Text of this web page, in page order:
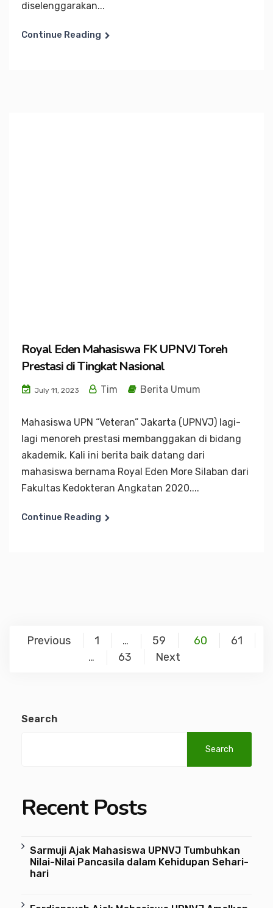
diselenggarakan...
Continue Reading
Royal Eden Mahasiswa FK UPNVJ Toreh
Prestasi di Tingkat Nasional
July 11, 2023 Tim Berita Umum
Mahasiswa UPN “Veteran” Jakarta (UPNVJ) lagi-
lagi menoreh prestasi membanggakan di bidang
akademik. Kali ini berita baik datang dari
mahasiswa bernama Royal Eden More Silaban dari
Fakultas Kedokteran Angkatan 2020....
Continue Reading
Previous 1 … 59 60 61
… 63 Next
Search
Search
Recent Posts
Sarmuji Ajak Mahasiswa UPNVJ Tumbuhkan
Nilai-Nilai Pancasila dalam Kehidupan Sehari-
hari